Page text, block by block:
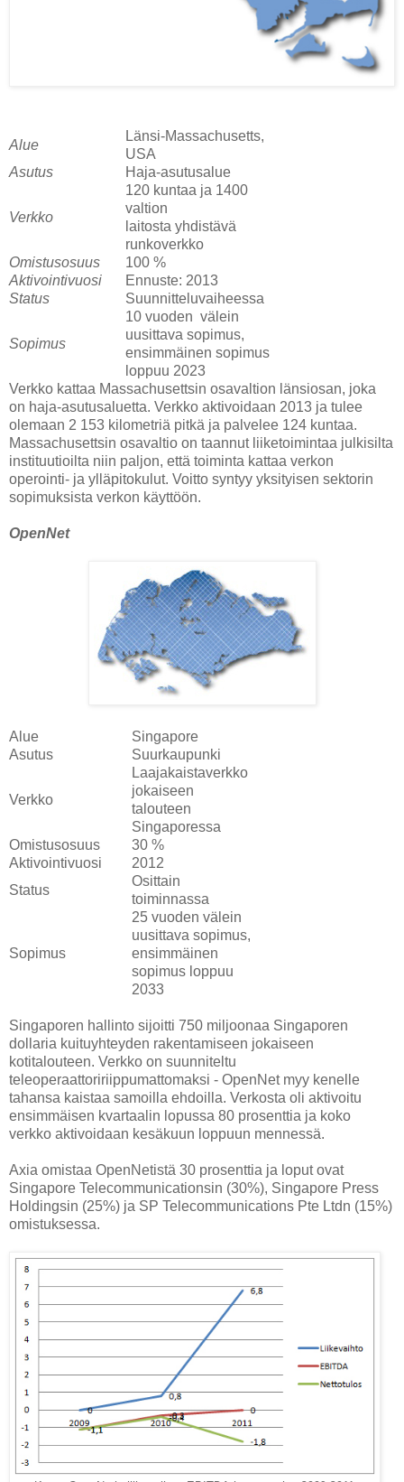
Alue
Länsi-Massachusetts,
USA
Asutus
Haja-asutusalue
Verkko
120 kuntaa ja 1400
valtion
laitosta yhdistävä
runkoverkko
Omistusosuus
100 %
Aktivointivuosi
Ennuste: 2013
Status
Suunnitteluvaiheessa
Sopimus
10 vuoden välein
uusittava sopimus,
ensimmäinen sopimus
loppuu 2023
Verkko kattaa Massachusettsin osavaltion länsiosan, joka
on haja-asutusaluetta. Verkko aktivoidaan 2013 ja tulee
olemaan 2 153 kilometriä pitkä ja palvelee 124 kuntaa.
Massachusettsin osavaltio on taannut liiketoimintaa julkisilta
instituutioilta niin paljon, että toiminta kattaa verkon
operointi- ja ylläpitokulut. Voitto syntyy yksityisen sektorin
sopimuksista verkon käyttöön.
OpenNet
Alue
Singapore
Asutus
Suurkaupunki
Verkko
Laajakaistaverkko
jokaiseen
talouteen
Singaporessa
Omistusosuus
30 %
Aktivointivuosi
2012
Status
Osittain
toiminnassa
Sopimus
25 vuoden välein
uusittava sopimus,
ensimmäinen
sopimus loppuu
2033
Singaporen hallinto sijoitti 750 miljoonaa Singaporen
dollaria kuituyhteyden rakentamiseen jokaiseen
kotitalouteen. Verkko on suunniteltu
teleoperaattoririippumattomaksi - OpenNet myy kenelle
tahansa kaistaa samoilla ehdoilla. Verkosta oli aktivoitu
ensimmäisen kvartaalin lopussa 80 prosenttia ja koko
verkko aktivoidaan kesäkuun loppuun mennessä.
Axia omistaa OpenNetistä 30 prosenttia ja loput ovat
Singapore Telecommunicationsin (30%), Singapore Press
Holdingsin (25%) ja SP Telecommunications Pte Ltdn (15%)
omistuksessa.